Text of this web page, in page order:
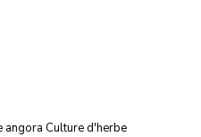
angora Culture d'herbe